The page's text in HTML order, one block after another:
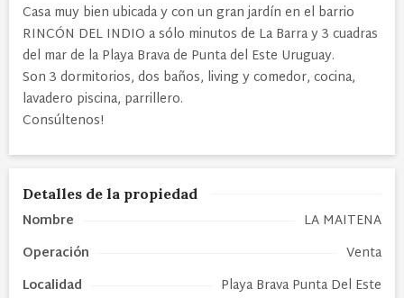
Casa muy bien ubicada y con un gran jardín en el barrio
RINCÓN DEL INDIO a sólo minutos de La Barra y 3 cuadras
del mar de la Playa Brava de Punta del Este Uruguay.
Son 3 dormitorios, dos baños, living y comedor, cocina,
lavadero piscina, parrillero.
Consúltenos!
Detalles de la propiedad
Nombre
LA MAITENA
Operación
Venta
Localidad
Playa Brava Punta Del Este